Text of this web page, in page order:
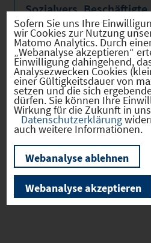
Sozialvers. Beschäftigte
Verkehrsinfrastruktur
Kommunale
Sofern Sie uns Ihre
wir Cookies zur Nutzung
Matomo Analytics. Durch
„Webanalyse akzeptieren“
Einwilligung dahingehend,
Analysezwecken Cookies
einer Gültigkeitsdauer von
setzen und die sich
dürfen. Sie können Ihre
Wirkung für die Zukunft in
Datenschutzerklärung
auch weitere Informationen.
Webanalyse ablehnen
Webanalyse akzeptieren